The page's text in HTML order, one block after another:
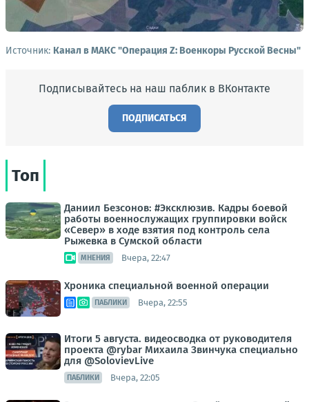
Источник: Канал в МАКС "Операция Z: Военкоры Русской Весны"
Подписывайтесь на наш паблик в ВКонтакте
ПОДПИСАТЬСЯ
Топ
Даниил Безсонов: #Эксклюзив. Кадры боевой
работы военнослужащих группировки войск
«Север» в ходе взятия под контроль села
Рыжевка в Сумской области
МНЕНИЯ Вчера, 22:47
Хроника специальной военной операции
ПАБЛИКИ Вчера, 22:55
Итоги 5 августа. видеосводка от руководителя
проекта @rybar Михаила Звинчука специально
для @SolovievLive
ПАБЛИКИ Вчера, 22:05